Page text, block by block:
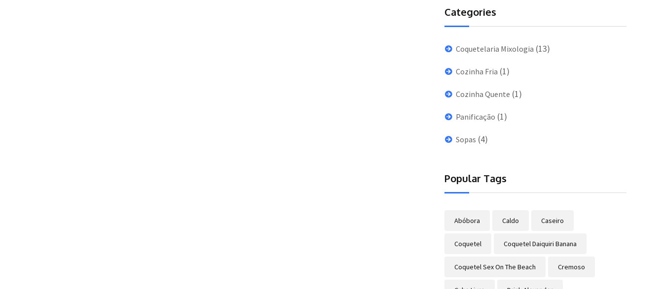
Categories
Coquetelaria Mixologia (13)
Cozinha Fria (1)
Cozinha Quente (1)
Panificação (1)
Sopas (4)
Popular Tags
Abóbora Caldo Caseiro
Coquetel Coquetel Daiquiri Banana
Coquetel Sex On The Beach Cremoso